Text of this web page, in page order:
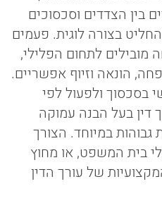
בין הצדדים וסכסוכים
בצורה לוגית. פעמים
מובילים לתחום הפלילי,
הונאה וזיוף אפשריים.
בסכסוך ולפעול לפי
דין בעל הבנה עמוקה
גבוהות במיוחד. הצורך
בית המשפט, או מחוץ
של עורך הדין